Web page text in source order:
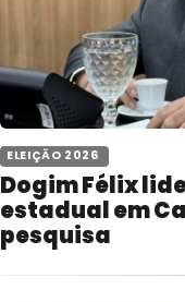
ELEIÇÃO 2026
Dogim Félix
estadual em
pesquisa